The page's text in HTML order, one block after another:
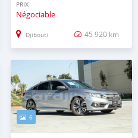
PRIX
Négociable
Djibouti 45 920 km
6